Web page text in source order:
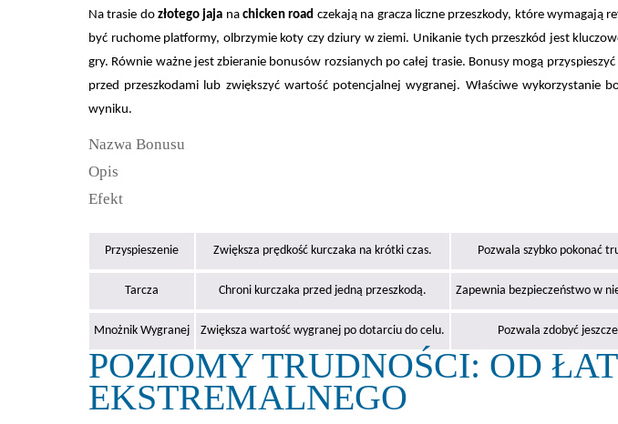
Na trasie dozłotego jaja nachicken road czekają na gracza liczne przeszkody, które wymagają
być ruchome platformy, olbrzymie koty czy dziury w ziemi. Unikanie tych przeszkód jest
gry. Równie ważne jest zbieranie bonusów rozsianych po całej trasie. Bonusy mogą
przed przeszkodami lub zwiększyć wartość potencjalnej wygranej. Właściwe wykorzystanie
wyniku.
Nazwa Bonusu
Opis
Efekt
Przyspieszenie Zwiększa prędkość kurczaka na krótki czas. Pozwala szybko pokonać
Tarcza Chroni kurczaka przed jedną przeszkodą. Zapewnia bezpieczeństwo w
Mnożnik Wygranej Zwiększa wartość wygranej po dotarciu do celu. Pozwala zdobyć
POZIOMY TRUDNOŚCI: OD
EKSTREMALNEGO